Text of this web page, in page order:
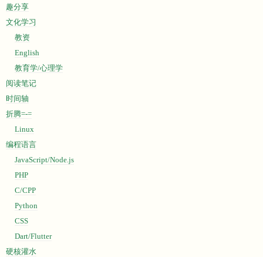
趣分享
文化学习
教资
English
教育学/心理学
阅读笔记
时间轴
折腾=-=
Linux
编程语言
JavaScript/Node.js
PHP
C/CPP
Python
CSS
Dart/Flutter
硬核灌水